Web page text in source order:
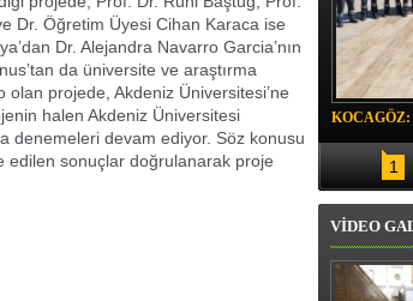
Dr. Öğretim Üyesi Cihan Karaca ise
Dr. Alejandra Navarro Garcia’nın
da üniversite ve araştırma
projede, Akdeniz Üniversitesi’ne
halen Akdeniz Üniversitesi
denemeleri devam ediyor. Söz konusu
edilen sonuçlar doğrulanarak proje
1
VİDEO